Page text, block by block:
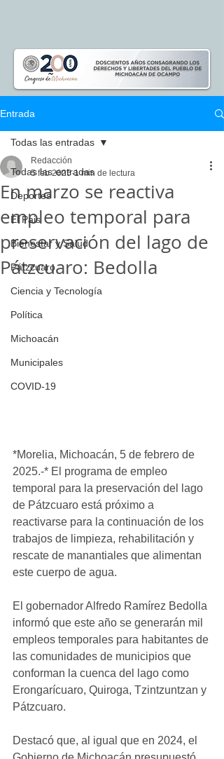
Entrada
Todas las entradas
Deportes
El Pais
Bienestar y Salud
Pátzcuaro
Ciencia y Tecnología
Política
Michoacán
Municipales
COVID-19
Todas las entradas
En marzo se reactiva
empleo temporal para
preservación del lago de
Pátzcuaro: Bedolla
Redacción
5 feb 2025 1 min de lectura
*Morelia, Michoacán, 5 de febrero de
2025.-* El programa de empleo
temporal para la preservación del lago
de Pátzcuaro está próximo a
reactivarse para la continuación de los
trabajos de limpieza, rehabilitación y
rescate de manantiales que alimentan
este cuerpo de agua.
El gobernador Alfredo Ramírez Bedolla
informó que este año se generarán mil
empleos temporales para habitantes de
las comunidades de municipios que
conforman la cuenca del lago como
Erongarícuaro, Quiroga, Tzintzuntzan y
Pátzcuaro.
Destacó que, al igual que en 2024, el